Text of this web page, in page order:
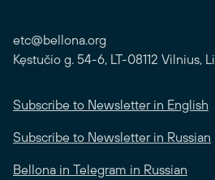
etc@bellona.org
Kęstučio g. 54-6, LT-08112 Vilnius,
Subscribe to Newsletter in English
Subscribe to Newsletter in Russian
Bellona in Telegram in Russian